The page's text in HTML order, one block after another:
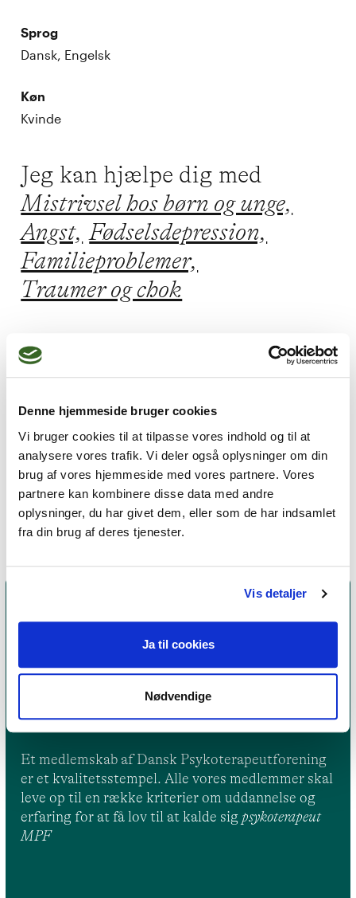
Denne hjemmeside bruger cookies
Vi bruger cookies til at tilpasse vores indhold og til at
analysere vores trafik. Vi deler også oplysninger om din
brug af vores hjemmeside med vores partnere. Vores
partnere kan kombinere disse data med andre
oplysninger, du har givet dem, eller som de har indsamlet
fra din brug af deres tjenester.
Vis detaljer
Ja til cookies
Nødvendige
Sprog
Dansk, Engelsk
Køn
Kvinde
Jeg kan hjælpe dig med
Mistrivsel hos børn og unge,
Angst, Fødselsdepression,
Familieproblemer,
Traumer og chok
Jeg praktiserer følgende
terapiformer
Narrativ terapi, Parterapi,
Systemisk terapi,
Integrativ psykoterapi
Et medlemskab af Dansk Psykoterapeutforening
er et kvalitetsstempel. Alle vores medlemmer skal
leve op til en række kriterier om uddannelse og
erfaring for at få lov til at kalde sig psykoterapeut
MPF